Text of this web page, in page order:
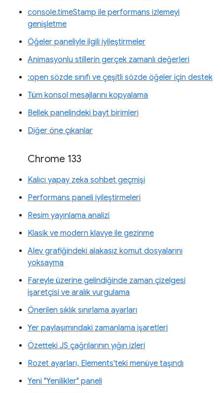
console.timeStamp ile performans izlemeyi
genişletme
Öğeler paneliyle ilgili iyileştirmeler
Animasyonlu stillerin gerçek zamanlı değerleri
:open sözde sınıfı ve çeşitli sözde öğeler için destek
Tüm konsol mesajlarını kopyalama
Bellek panelindeki bayt birimleri
Diğer öne çıkanlar
Chrome 133
Kalıcı yapay zeka sohbet geçmişi
Performans paneli iyileştirmeleri
Resim yayınlama analizi
Klasik ve modern klavye ile gezinme
Alev grafiğindeki alakasız komut dosyalarını
yoksayma
Fareyle üzerine gelindiğinde zaman çizelgesi
işaretçisi ve aralık vurgulama
Önerilen sıklık sınırlama ayarları
Yer paylaşımındaki zamanlama işaretleri
Özetteki JS çağrılarının yığın izleri
Rozet ayarları, Elements'teki menüye taşındı
Yeni "Yenilikler" paneli